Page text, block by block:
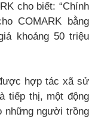
cho biết: “Chính
COMARK bằng
khoảng 50 triệu
hợp tác xã sử
tiếp thị, một động
những người trồng